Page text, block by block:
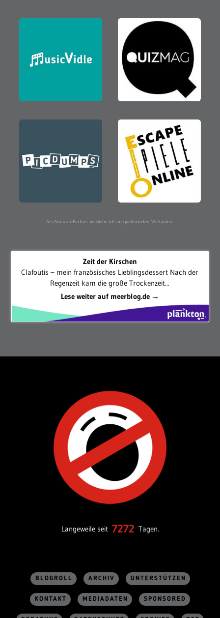
Als Amazon-Partner verdiene ich an qualifizierten Verkäufen.
Zeit der Kirschen
Clafoutis – mein französisches Lieblingsdessert Nach der
Regenzeit kam die große Trockenzeit...
Lese weiter auf meerblog.de →
Langeweile seit 7272 Tagen.
BLOGROLL ARCHIV UNTERSTÜTZEN
KONTAKT MEDIADATEN SPONSORED